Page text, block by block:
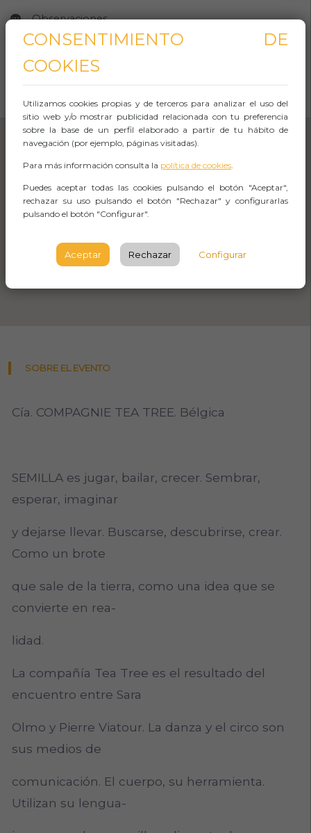
SOBRE EL EVENTO
Cía. COMPAGNIE TEA TREE. Bélgica
SEMILLA es jugar, bailar, crecer. Sembrar,
esperar, imaginar
y dejarse llevar. Buscarse, descubrirse, crear.
Como un brote
que sale de la tierra, como una idea que se
convierte en rea-
lidad.
La compañía Tea Tree es el resultado del
encuentro entre Sara
Olmo y Pierre Viatour. La danza y el circo son
sus medios de
comunicación. El cuerpo, su herramienta.
Utilizan su lengua-
Observaciones
CÓMO LLEGAR
Abrir Navegación
CONSENTIMIENTO DE
COOKIES
Utilizamos cookies propias y de terceros para analizar el uso del
sitio web y/o mostrar publicidad relacionada con tu preferencia
sobre la base de un perfil elaborado a partir de tu hábito de
navegación (por ejemplo, páginas visitadas).
Para más información consulta la política de cookies
Puedes aceptar todas las cookies pulsando el botón "Aceptar",
rechazar su uso pulsando el botón "Rechazar" y configurarlas
pulsando el botón "Configurar".
Aceptar Rechazar Configurar